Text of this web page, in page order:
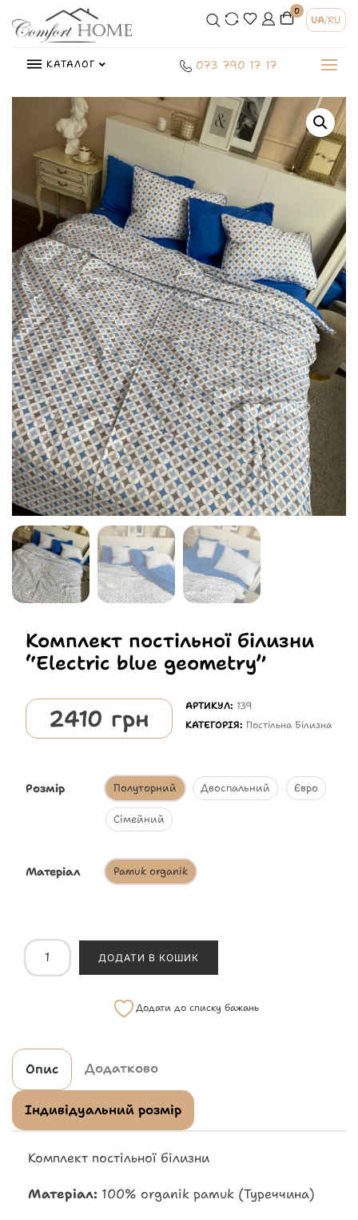
0
UA/RU
КАТАЛОГ 073 790 17 17
Комплект постільної білизни
“Electriс blue geometry”
2410 грн АРТИКУЛ: 139
КАТЕГОРІЯ:Постільна Білизна
Розмір Полуторний Двоспальний Євро
Сімейний
Матеріал Pamuk organik
ДОДАТИ В КОШИК
Додати до списку бажань
Опис Додатково
Індивідуальний розмір
Комплект постільної білизни
Матеріал: 100% organik pamuk (Туреччина)